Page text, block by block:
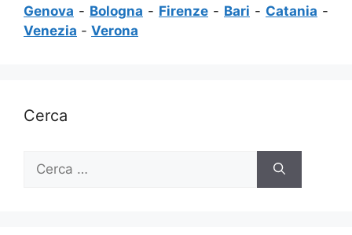
Genova - Bologna - Firenze - Bari - Catania -
Venezia - Verona
Cerca
per: